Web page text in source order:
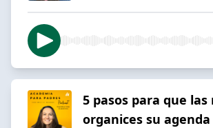
5 pasos para que las
organices su agenda